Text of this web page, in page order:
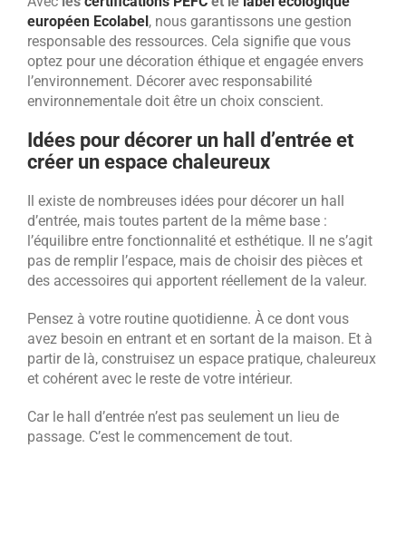
européen Ecolabel, nous garantissons une gestion
responsable des ressources. Cela signifie que vous
optez pour une décoration éthique et engagée envers
l’environnement. Décorer avec responsabilité
environnementale doit être un choix conscient.
Idées pour décorer un hall d’entrée et
créer un espace chaleureux
Il existe de nombreuses idées pour décorer un hall
d’entrée, mais toutes partent de la même base :
l’équilibre entre fonctionnalité et esthétique. Il ne s’agit
pas de remplir l’espace, mais de choisir des pièces et
des accessoires qui apportent réellement de la valeur.
Pensez à votre routine quotidienne. À ce dont vous
avez besoin en entrant et en sortant de la maison. Et à
partir de là, construisez un espace pratique, chaleureux
et cohérent avec le reste de votre intérieur.
Car le hall d’entrée n’est pas seulement un lieu de
passage. C’est le commencement de tout.